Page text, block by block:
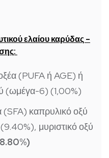
ελαίου καρύδας –
(PUFA ή AGE) ή
(ωμέγα-6) (1,00%)
καπρυλικό οξύ
μυριστικό οξύ